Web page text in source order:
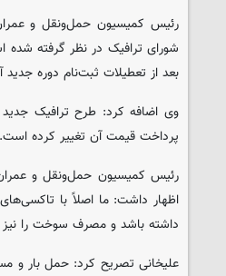
شورای ترافیک در نظر گرفته شده
بعد از تعطیلات ثبت‌نام دوره جدید
وی اضافه کرد: طرح ترافیک
پرداخت قیمت آن تغییر کرده است.
رئیس کمیسیون حمل‌ونقل و
اظهار داشت: ما اصلاً با
داشته باشد و مصرف سوخت را
علیخانی تصریح کرد: حمل بار و